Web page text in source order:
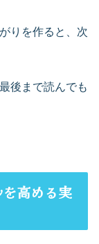
りを作ると、次
後まで読んでも
高める実